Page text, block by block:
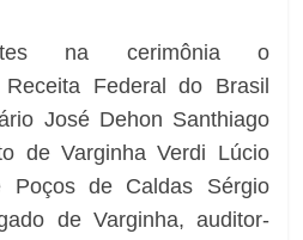
na cerimônia o
Federal do Brasil
José Dehon Santhiago
de Varginha Verdi Lúcio
Poços de Caldas Sérgio
de Varginha, auditor-